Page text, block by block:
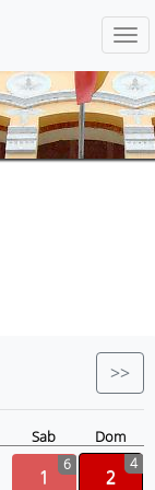
>>
Sab Dom
1 6 2
4